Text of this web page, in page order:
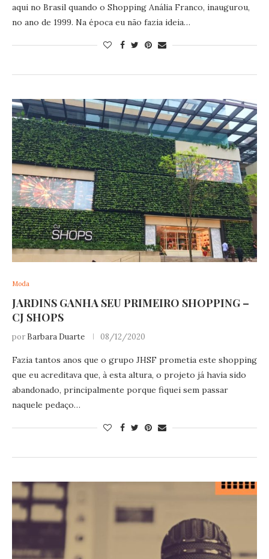
aqui no Brasil quando o Shopping Anália Franco, inaugurou,
no ano de 1999. Na época eu não fazia ideia…
Moda
JARDINS GANHA SEU PRIMEIRO SHOPPING –
CJ SHOPS
por Barbara Duarte 08/12/2020
Fazia tantos anos que o grupo JHSF prometia este shopping
que eu acreditava que, à esta altura, o projeto já havia sido
abandonado, principalmente porque fiquei sem passar
naquele pedaço…